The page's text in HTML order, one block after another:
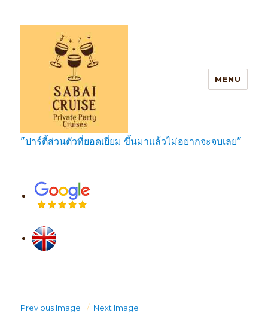
SabaiCruise Private Party Cruises
MENU
"ปาร์ตี้ส่วนตัวที่ยอดเยี่ยม ขึ้นมาแล้วไม่อยากจะจบเลย"
Previous Image Next Image